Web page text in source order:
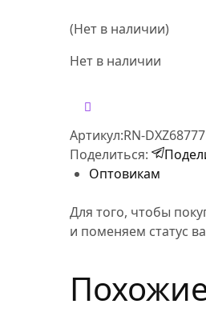
-10%
(Нет в наличии)
Нет в наличии
Артикул:RN-DXZ68777
Поделиться:
Оптовикам
Для того, чтобы
и поменяем статус